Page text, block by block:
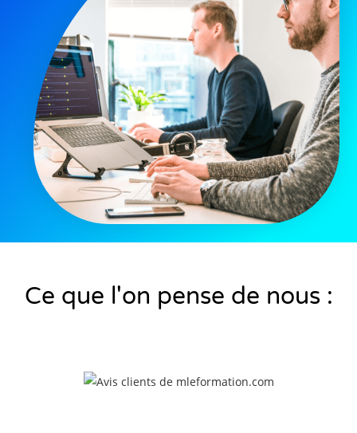
Ce que l'on pense de nous :